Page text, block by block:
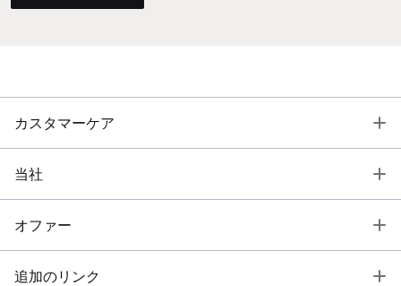
カスタマーケア
当社
オファー
追加のリンク